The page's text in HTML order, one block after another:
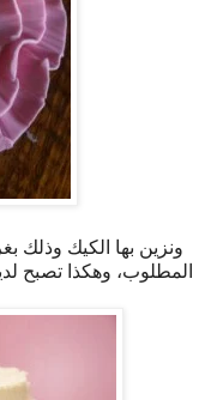
ونزين بها الكيك وذلك
المطلوب، وهكذا تصبح